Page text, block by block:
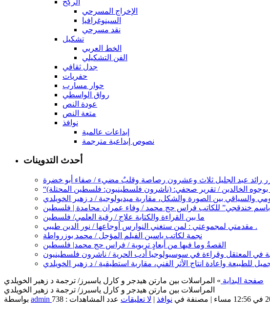
الركح
الإخراج المسرحي
السينوغرافيا
نقد مسرحي
تشكيل
الخط العربي
الفن التشكيلي
جدل ثقافي
حفريات
حوار مسارب
رواق الواسطي
عودة النص
متعة النص
نوافذ
إبداعات عالمية
نصوص إبداعية مترجمة
أحدث التدوينات
رائد عبد الجليل ثلاث وعشرون رصاصة وقلبٌ مضيء / صفاء أبو خضرة
بوجوه الخالدين / تقرير صحفي: (ناشرون فلسطينيون: فلسطين المحتلة)
والسياقي بين الصورة والشكل، مقاربة ميديولوجية / د زهير الخويلدي
باسم خندقجي” للكاتب فراس حج محمد / وفاء عمران محامدة | فلسطين
ما بين القراءة والكتابة علاج / رقية العلمي/ فلسطين
مقدمتي لمجموعتي : لمن ستغني النوارس أوجاعها / نور الدين طيبي .
نجمة لكاتب ياسين الفيلم المؤجل / محمد بوزرواطة
القصةُ وما فيها من أبعادٍ تربوية / فراس حج محمد| فلسطين
للطبيعة واعادة انتاج الأثر الفني، مقاربة استطيقية / د زهير الخويلدي
صفحة البداية » المراسلات بين مارتن هيدجر و كارل ياسبرز/ ترجمة د زهير الخويلدي
المراسلات بين مارتن هيدجر و كارل ياسبرز/ ترجمة د زهير الخويلدي
admin نوافذ | لا تعليقات